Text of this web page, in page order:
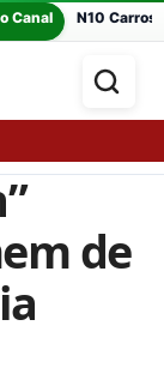
Canal N10 Carros
de